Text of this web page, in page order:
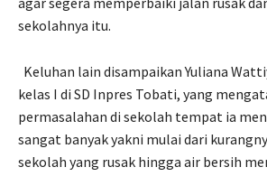
sekolahnya itu.
Keluhan lain disampaikan Yuliana
kelas I di SD Inpres Tobati, yang
permasalahan di sekolah tempat ia
sangat banyak yakni mulai dari
sekolah yang rusak hingga air bersih